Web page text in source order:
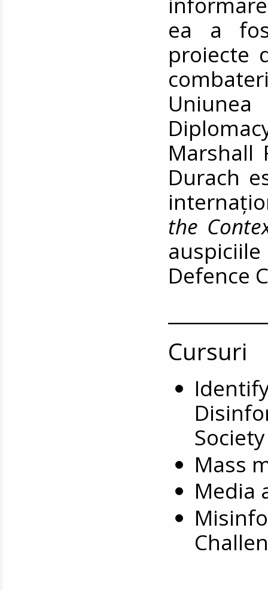
ea a
proiecte
Marshall
Durach
the
Defence
Cursuri
Mass
Media